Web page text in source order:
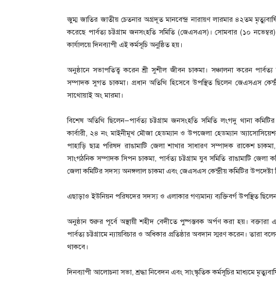
জুম্ম জাতির জাতীয় চেতনার অগ্রদূত মানবেন্দ্র নারায়ণ লারমার ৪২তম
করেছে পার্বত্য চট্টগ্রাম জনসংহতি সমিতি (জেএসএস)। সোমবার (১০
কার্যালয়ে দিনব্যাপী এই কর্মসূচি অনুষ্ঠিত হয়।
অনুষ্ঠানে সভাপতিত্ব করেন শ্রী সুশীল জীবন চাকমা। সঞ্চালনা করেন
সম্পাদক সুগত চাকমা। প্রধান অতিথি হিসেবে উপস্থিত ছিলেন জেএসএস
সাথোয়াই অং মারমা।
বিশেষ অতিথি ছিলেন—পার্বত্য চট্টগ্রাম জনসংহতি সমিতি লংগদু থানা
কার্বারী, ২৪ নং মাইনীমূখ মৌজা হেডম্যান ও উপজেলা হেডম্যান
পাহাড়ি ছাত্র পরিষদ রাঙামাটি জেলা শাখার সাধারণ সম্পাদক রাকেশ
সাংগঠনিক সম্পাদক সিপন চাকমা, পার্বত্য চট্টগ্রাম যুব সমিতি রাঙামাটি
জেলা কমিটির সদস্য অনঙ্গলাল চাকমা এবং জেএসএস কেন্দ্রীয় কমিটির উপদেষ্টা
এছাড়াও ইউনিয়ন পরিষদের সদস্য ও এলাকার গণ্যমান্য ব্যক্তিবর্গ উপস্থিত
অনুষ্ঠান শুরুর পূর্বে অস্থায়ী শহীদ বেদীতে পুষ্পস্তবক অর্পণ করা হয়।
পার্বত্য চট্টগ্রামে ন্যায়বিচার ও অধিকার প্রতিষ্ঠার অবদান স্মরণ করেন।
থাকবে।
দিনব্যাপী আলোচনা সভা, শ্রদ্ধা নিবেদন এবং সাংস্কৃতিক কর্মসূচির মাধ্যমে